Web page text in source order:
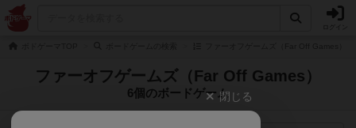
ファーオフゲームズ（Far Off Games）
6個のボードゲーム閉じる